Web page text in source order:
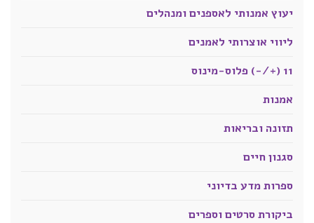
יעוץ אמנותי לאספנים ומנהלים
ליווי אוצרותי לאמנים
11 (+/-) פלוס-מינוס
אמנות
תזונה ובריאות
סגנון חיים
ספרות מדע בדיוני
ביקורת סרטים וספרים